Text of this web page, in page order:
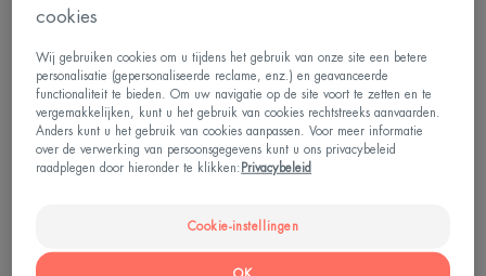
3 Resultaten "Herstellende verzorging"
Multibeschermende
herstellende
crème
SPF
50+
Handen
Crème
cookies
Wij gebruiken cookies om u tijdens het gebruik van onze site een betere
personalisatie (gepersonaliseerde reclame, enz.) en geavanceerde
functionaliteit te bieden. Om uw navigatie op de site voort te zetten en te
vergemakkelijken, kunt u het gebruik van cookies rechtstreeks aanvaarden.
Anders kunt u het gebruik van cookies aanpassen. Voor meer informatie
over de verwerking van persoonsgegevens kunt u ons privacybeleid
raadplegen door hieronder te klikken: Privacybeleid
Cookie-instellingen